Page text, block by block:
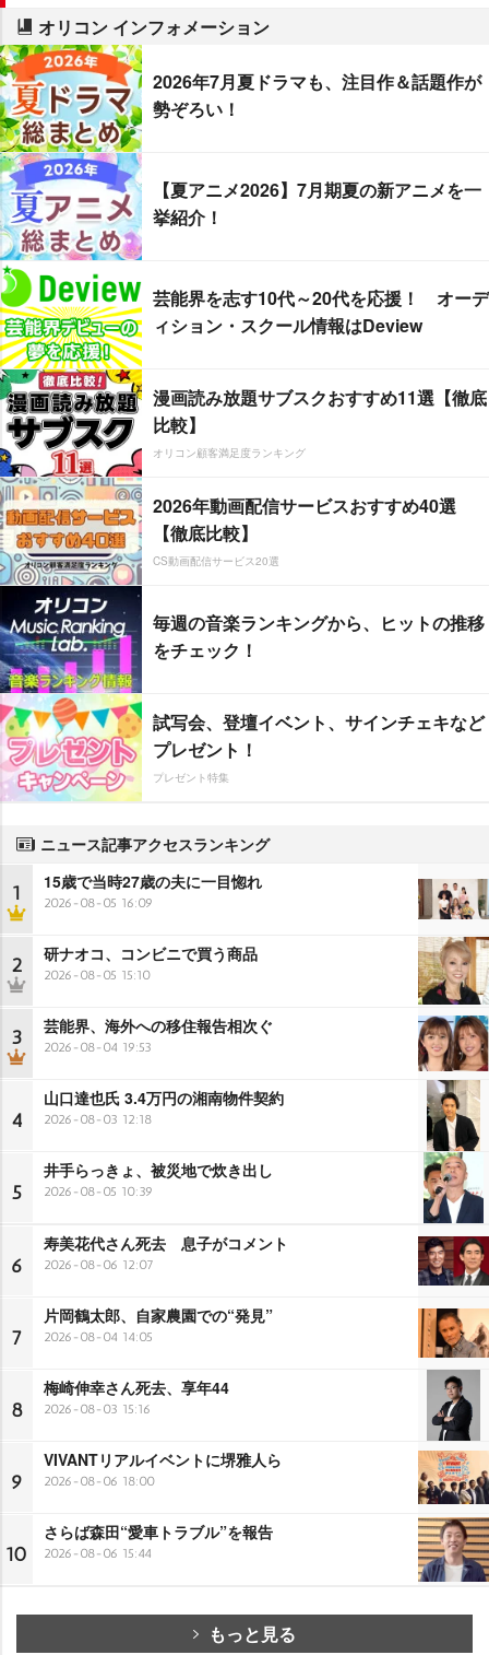
オリコン インフォメーション
2026年7月夏ドラマも、注目作＆話題作が
勢ぞろい！
【夏アニメ2026】7月期夏の新アニメを一
挙紹介！
芸能界を志す10代～20代を応援！ オーデ
ィション・スクール情報はDeview
漫画読み放題サブスクおすすめ11選【徹底
比較】
オリコン顧客満足度ランキング
2026年動画配信サービスおすすめ40選
【徹底比較】
CS動画配信サービス20選
毎週の音楽ランキングから、ヒットの推移
をチェック！
試写会、登壇イベント、サインチェキなど
プレゼント！
プレゼント特集
ニュース記事アクセスランキング
1 15歳で当時27歳の夫に一目惚れ
2026-08-05 16:09
2 研ナオコ、コンビニで買う商品
2026-08-05 15:10
3 芸能界、海外への移住報告相次ぐ
2026-08-04 19:53
4
山口達也氏 3.4万円の湘南物件契約
2026-08-03 12:18
5
井手らっきょ、被災地で炊き出し
2026-08-05 10:39
6
寿美花代さん死去 息子がコメント
2026-08-06 12:07
7
片岡鶴太郎、自家農園での“発見”
2026-08-04 14:05
8
梅崎伸幸さん死去、享年44
2026-08-03 15:16
9
VIVANTリアルイベントに堺雅人ら
2026-08-06 18:00
10
さらば森田“愛車トラブル”を報告
2026-08-06 15:44
もっと見る